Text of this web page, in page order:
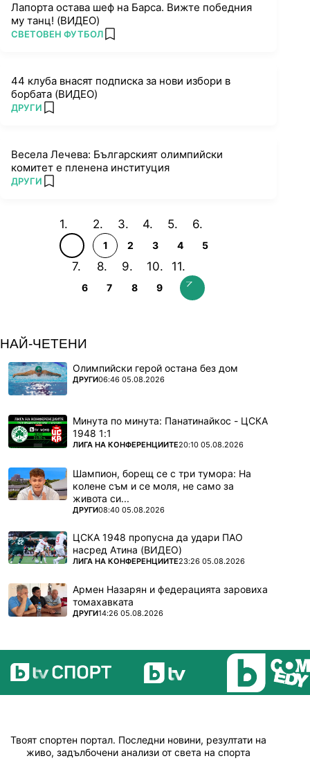
Лапорта остава шеф на Барса. Вижте победния
му танц! (ВИДЕО)
ПОВЕЧЕ ОТ
СВЕТОВЕН ФУТБОЛ add favorites
44 клуба внасят подписка за нови избори в
борбата (ВИДЕО)
ПОВЕЧЕ ОТ
ДРУГИ add favorites
Весела Лечева: Българският олимпийски
комитет е пленена институция
ПОВЕЧЕ ОТ
ДРУГИ add favorites
1 2 3 4 5
6 7 8 9
НАЙ-ЧЕТЕНИ
Олимпийски герой остана без дом
ПОВЕЧЕ ОТ
ДРУГИ06:46 05.08.2026
Минута по минута: Панатинайкос - ЦСКА
1948 1:1
ПОВЕЧЕ ОТ
ЛИГА НА КОНФЕРЕНЦИИТЕ20:10 05.08.2026
Шампион, борещ се с три тумора: На
колене съм и се моля, не само за
живота си...
ПОВЕЧЕ ОТ
ДРУГИ08:40 05.08.2026
ЦСКА 1948 пропусна да удари ПАО
насред Атина (ВИДЕО)
ПОВЕЧЕ ОТ
ЛИГА НА КОНФЕРЕНЦИИТЕ23:26 05.08.2026
Армен Назарян и федерацията заровиха
томахавката
ПОВЕЧЕ ОТ
ДРУГИ14:26 05.08.2026
Твоят спортен портал. Последни новини, резултати на
живо, задълбочени анализи от света на спорта